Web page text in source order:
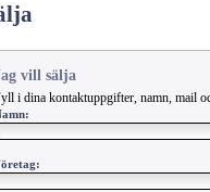
vill sälja
i dina kontaktuppgifter, namn, mail